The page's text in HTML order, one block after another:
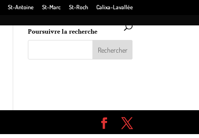
St-Antoine St-Marc St-Roch Calixa-Lavallée
Poursuivre la recherche